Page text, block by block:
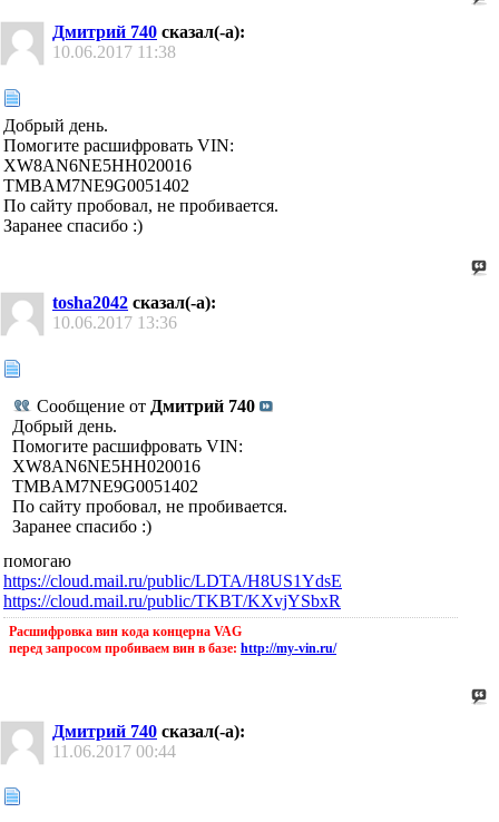
Дмитрий 740 сказал(-а):
10.06.2017 11:38
Добрый день.
Помогите расшифровать VIN:
XW8AN6NE5HH020016
TMBAM7NE9G0051402
По сайту пробовал, не пробивается.
Заранее спасибо :)
tosha2042 сказал(-а):
10.06.2017 13:36
Сообщение от Дмитрий 740
Добрый день.
Помогите расшифровать VIN:
XW8AN6NE5HH020016
TMBAM7NE9G0051402
По сайту пробовал, не пробивается.
Заранее спасибо :)
помогаю
https://cloud.mail.ru/public/LDTA/H8US1YdsE
https://cloud.mail.ru/public/TKBT/KXvjYSbxR
Расшифровка вин кода концерна VAG
перед запросом пробиваем вин в базе: http://my-vin.ru/
Дмитрий 740 сказал(-а):
11.06.2017 00:44